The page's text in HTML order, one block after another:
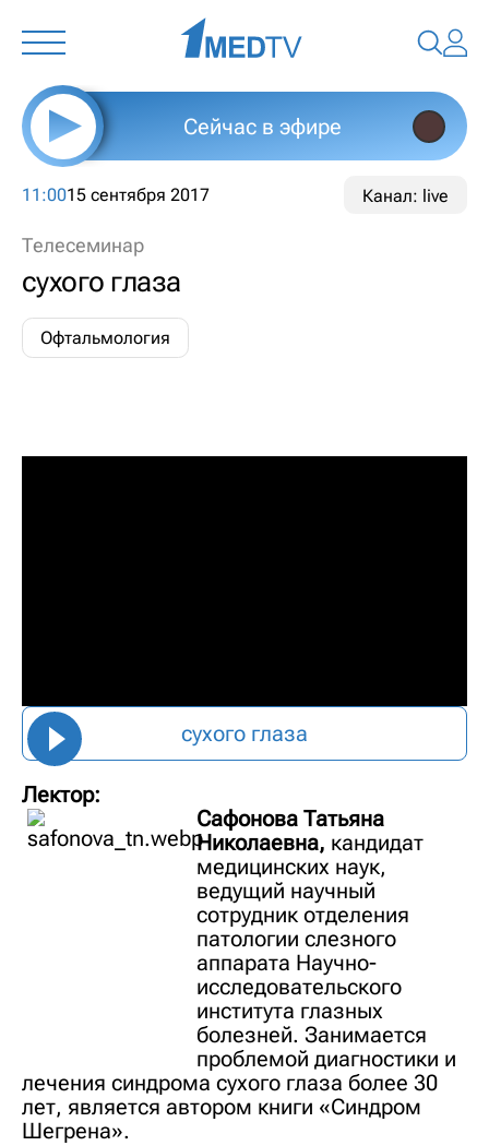
Сейчас в эфире
11:0015 сентября 2017 Канал: live
Телесеминар
сухого глаза
Офтальмология
сухого глаза
Лектор:
Сафонова Татьяна
Николаевна, кандидат
медицинских наук,
ведущий научный
сотрудник отделения
патологии слезного
аппарата Научно-
исследовательского
института глазных
болезней. Занимается
проблемой диагностики и
лечения синдрома сухого глаза более 30
лет, является автором книги «Синдром
Шегрена».